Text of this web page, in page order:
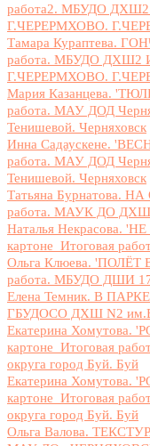
работа2. МБУДО
Г.ЧЕРЕРМХОВО.
Тамара Кураптева.
работа. МБУДО
Г.ЧЕРЕРМХОВО.
Мария Казанцева.
работа. МАУ ДОД
Тенишевой. Черняховск
Инна Садаускене.
работа. МАУ ДОД
Тенишевой. Черняховск
Татьяна Бурнатова.
работа. МАУК ДО ДХШ
Наталья Некрасова.
картоне_Итоговая
Ольга Клюева. 'ПОЛЁТ
работа. МБУДО ДШИ
Елена Темник. В ПАРКЕ.
ГБУДОСО ДХШ N2
Екатерина Хомутова.
картоне_Итоговая
округа город Буй. Буй
Екатерина Хомутова.
картоне_Итоговая
округа город Буй. Буй
Ольга Валова.